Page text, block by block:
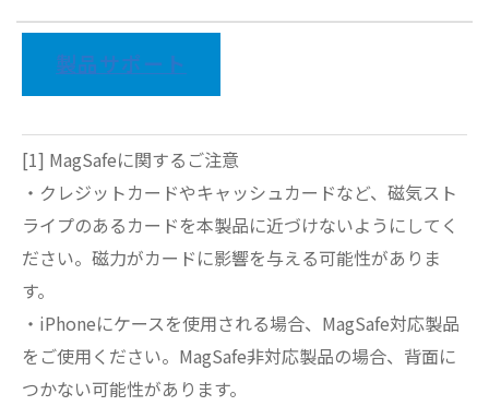
製品サポート
[1] MagSafeに関するご注意
・クレジットカードやキャッシュカードなど、磁気スト
ライプのあるカードを本製品に近づけないようにしてく
ださい。磁力がカードに影響を与える可能性がありま
す。
・iPhoneにケースを使用される場合、MagSafe対応製品
をご使用ください。MagSafe非対応製品の場合、背面に
つかない可能性があります。